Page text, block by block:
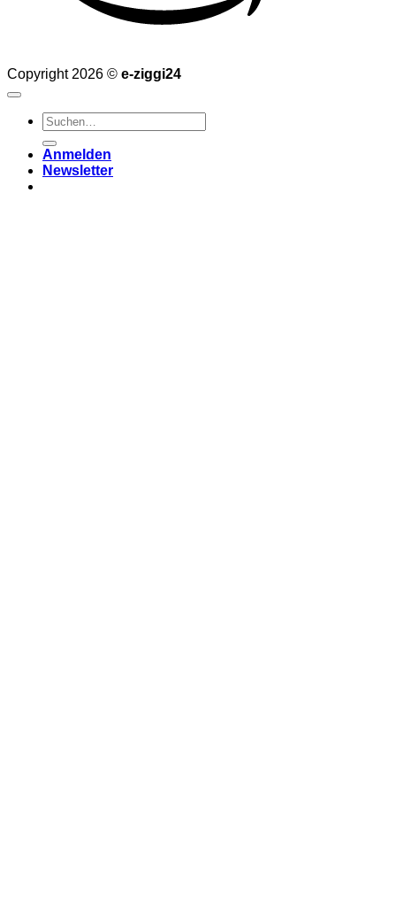
Copyright 2026 © e-ziggi24
Suchen
nach:
Anmelden
Newsletter